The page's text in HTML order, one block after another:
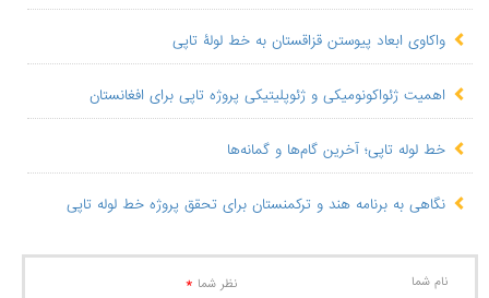
واکاوی ابعاد پیوستن قزاقستان به خط لولۀ تاپی
اهمیت ژئواکونومیکی و ژئوپلیتیکی پروژه تاپی برای افغانستان
خط لوله تاپی؛ آخرین گام‌ها و گمانه‌ها
نگاهی به برنامه هند و ترکمنستان برای تحقق پروژه خط لوله تاپی
نام شما نظر شما *